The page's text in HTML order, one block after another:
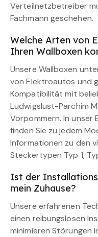
Verteilnetzbetreiber
Fachmann geschehen.
Welche Arten von
Ihren Wallboxen
Unsere Wallboxen
von Elektroautos und
Kompatibilität mit
Ludwigslust-Parchim
Vorpommern. In unser
finden Sie zu jedem
Informationen zu den
Steckertypen Typ 1,
Ist der
mein Zuhause?
Unsere erfahrenen
einen reibungslosen
minimieren Störungen